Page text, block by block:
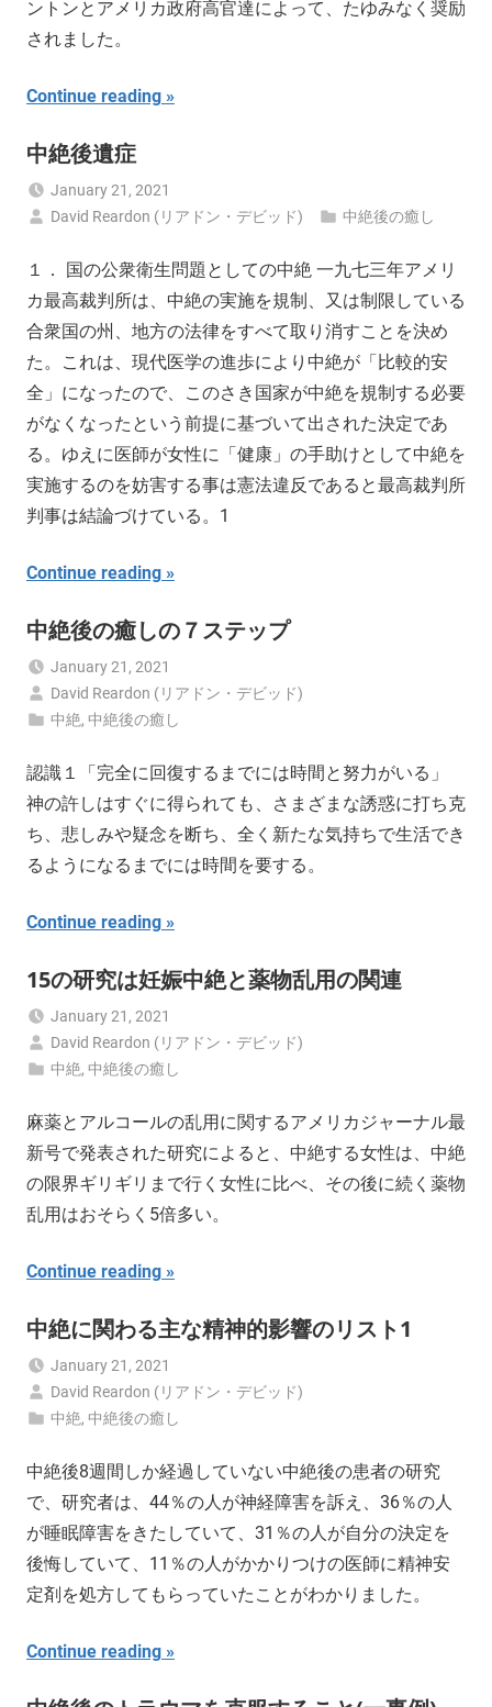
ントンとアメリカ政府高官達によって、たゆみなく奨励
されました。
Continue reading
中絶後遺症
January 21, 2021
David Reardon (リアドン・デビッド)
中絶後の癒し
１． 国の公衆衛生問題としての中絶 一九七三年アメリ
カ最高裁判所は、中絶の実施を規制、又は制限している
合衆国の州、地方の法律をすべて取り消すことを決め
た。これは、現代医学の進歩により中絶が「比較的安
全」になったので、このさき国家が中絶を規制する必要
がなくなったという前提に基づいて出された決定であ
る。ゆえに医師が女性に「健康」の手助けとして中絶を
実施するのを妨害する事は憲法違反であると最高裁判所
判事は結論づけている。1
Continue reading
中絶後の癒しの７ステップ
January 21, 2021
David Reardon (リアドン・デビッド)
中絶,中絶後の癒し
認識１「完全に回復するまでには時間と努力がいる」
神の許しはすぐに得られても、さまざまな誘惑に打ち克
ち、悲しみや疑念を断ち、全く新たな気持ちで生活でき
るようになるまでには時間を要する。
Continue reading
15の研究は妊娠中絶と薬物乱用の関連
January 21, 2021
David Reardon (リアドン・デビッド)
中絶,中絶後の癒し
麻薬とアルコールの乱用に関するアメリカジャーナル最
新号で発表された研究によると、中絶する女性は、中絶
の限界ギリギリまで行く女性に比べ、その後に続く薬物
乱用はおそらく5倍多い。
Continue reading
中絶に関わる主な精神的影響のリスト1
January 21, 2021
David Reardon (リアドン・デビッド)
中絶,中絶後の癒し
中絶後8週間しか経過していない中絶後の患者の研究
で、研究者は、44％の人が神経障害を訴え、36％の人
が睡眠障害をきたしていて、31％の人が自分の決定を
後悔していて、11％の人がかかりつけの医師に精神安
定剤を処方してもらっていたことがわかりました。
Continue reading